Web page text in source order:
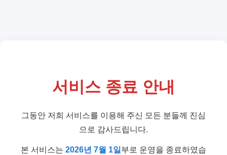
서비스 종료 안내
그동안 저희 서비스를 이용해 주신 모든 분들께 진심
으로 감사드립니다.
본 서비스는 2026년 7월 1일부로 운영을 종료하였습